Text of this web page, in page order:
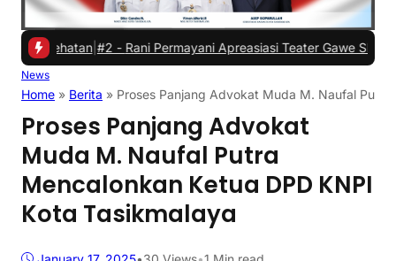
| #2 -Rani Permayani Apreasiasi Teater Gawe SMKN 3
News
Home » Berita » Proses Panjang Advokat Muda M. Naufal Putra
Proses Panjang Advokat
Muda M. Naufal Putra
Mencalonkan Ketua DPD KNPI
Kota Tasikmalaya